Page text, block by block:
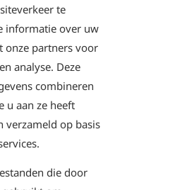
te
informatie over uw
onze partners voor
analyse. Deze
combineren
u aan ze heeft
verzameld op basis
die door